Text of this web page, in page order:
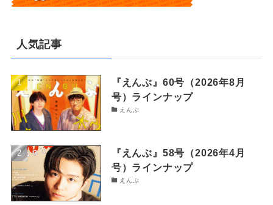
人気記事
『えんぶ』60号（2026年8月
号）ラインナップ
えんぶ
『えんぶ』58号（2026年4月
号）ラインナップ
えんぶ